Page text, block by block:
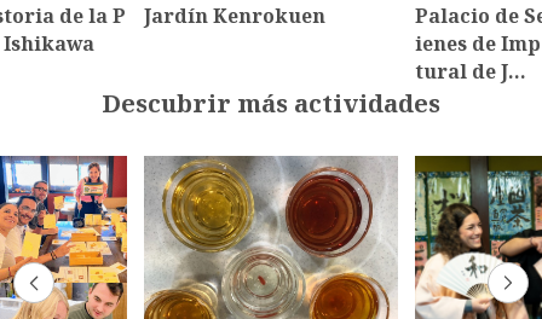
de la P
Jardín Kenrokuen
Palacio de
ienes de
tural de J…
Descubrir más actividades